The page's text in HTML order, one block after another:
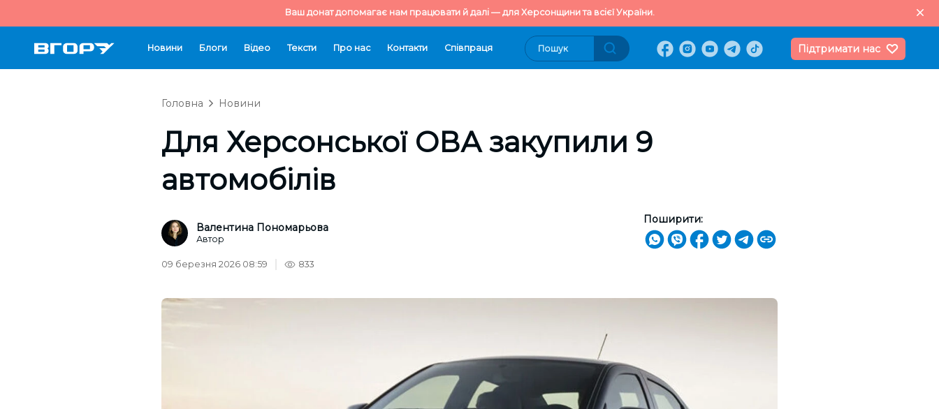
Ваш донат допомагає нам працювати й далі — для Херсонщини та всієї України.
Новини Блоги Відео Тексти Про нас Контакти Cпівпраця Підтримати нас
Головна Новини
Для Херсонської ОВА закупили 9
автомобілів
Валентина Пономарьова
Автор
Поширити:
09 березня 2026 08:59 833